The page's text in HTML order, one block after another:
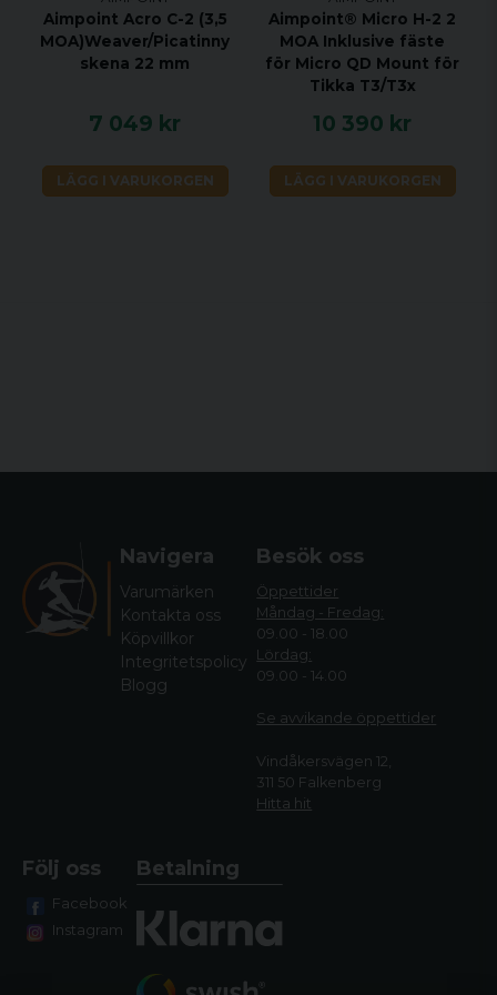
Aimpoint Acro C-2 (3,5
MOA)Weaver/Picatinny
skena 22 mm
7 049 kr
LÄGG I VARUKORGEN
Aimpoint® Micro H-2 2
MOA Inklusive fäste
för Micro QD Mount för
Tikka T3/T3x
10 390 kr
LÄGG I VARUKORGEN
Navigera
Varumärken
Kontakta oss
Köpvillkor
Integritetspolicy
Blogg
Besök oss
Öppettider
Måndag - Fredag:
09.00 - 18.00
Lördag:
09.00 - 14.00
Se avvikande öppettider
Vindåkersvägen 12,
311 50 Falkenberg
Hitta hit
Följ oss
Facebook
Instagram
Betalning